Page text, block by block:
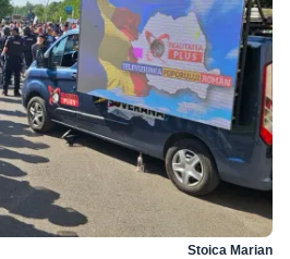
Stoica Marian